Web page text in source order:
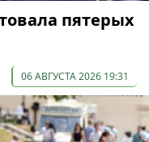
пятерых
06 АВГУСТА 2026 19:31